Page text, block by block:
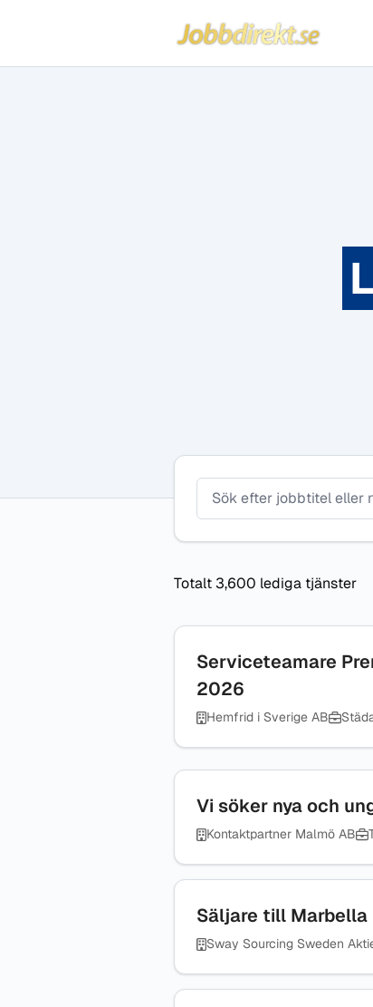
Hoppa till innehåll
Jobbdirekt
Plats
Yrke
Totalt 3,600 lediga tjänster
Serviceteamare
2026
Hemfrid i Sverige AB
Vi söker nya och
Kontaktpartner Malmö AB
Säljare till Marbella
Sway Sourcing Sweden